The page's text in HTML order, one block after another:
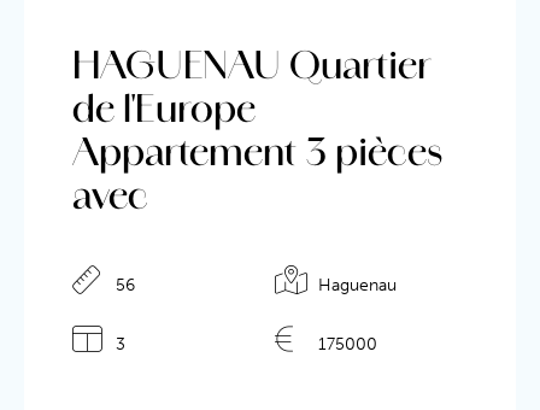
HAGUENAU Quartier
de l'Europe
Appartement 3 pièces
avec
56 Haguenau
3 175000